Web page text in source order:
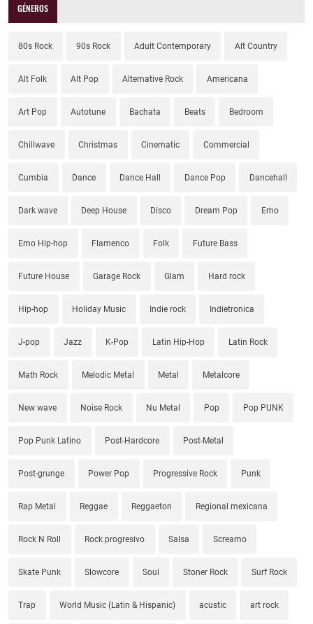
GÉNEROS
80s Rock 90s Rock Adult Contemporary Alt Country
Alt Folk Alt Pop Alternative Rock Americana
Art Pop Autotune Bachata Beats Bedroom
Chillwave Christmas Cinematic Commercial
Cumbia Dance Dance Hall Dance Pop Dancehall
Dark wave Deep House Disco Dream Pop Emo
Emo Hip-hop Flamenco Folk Future Bass
Future House Garage Rock Glam Hard rock
Hip-hop Holiday Music Indie rock Indietronica
J-pop Jazz K-Pop Latin Hip-Hop Latin Rock
Math Rock Melodic Metal Metal Metalcore
New wave Noise Rock Nu Metal Pop Pop PUNK
Pop Punk Latino Post-Hardcore Post-Metal
Post-grunge Power Pop Progressive Rock Punk
Rap Metal Reggae Reggaeton Regional mexicana
Rock N Roll Rock progresivo Salsa Screamo
Skate Punk Slowcore Soul Stoner Rock Surf Rock
Trap World Music (Latin & Hispanic) acustic art rock